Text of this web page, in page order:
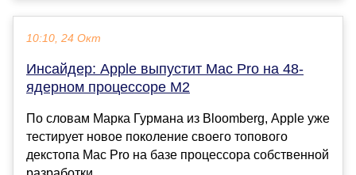
10:10, 24 Окт
Инсайдер: Apple выпустит Mac Pro на 48-
ядерном процессоре M2
По словам Марка Гурмана из Bloomberg, Apple уже
тестирует новое поколение своего топового
декстопа Mac Pro на базе процессора собственной